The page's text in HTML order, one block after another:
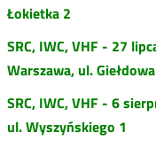
Łokietka 2
SRC, IWC, VHF - 27
Warszawa, ul.
SRC, IWC, VHF - 6
ul. Wyszyńskiego 1